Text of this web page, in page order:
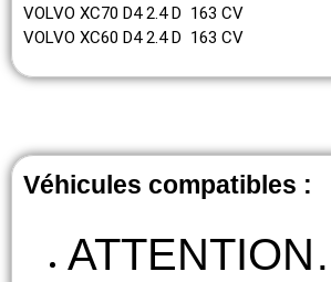
VOLVO XC70 D4 2.4 D 163 CV
VOLVO XC60 D4 2.4 D 163 CV
Véhicules compatibles :